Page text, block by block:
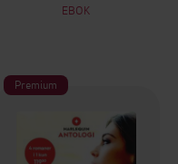
EBOK
Premium